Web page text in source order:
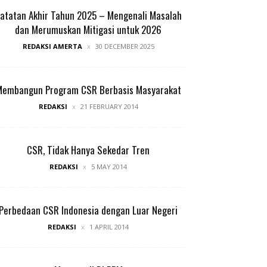
Akhir Tahun 2025 – Mengenali Masalah
dan Merumuskan Mitigasi untuk 2026
REDAKSI AMERTA 30 DECEMBER 2025
Program CSR Berbasis Masyarakat
REDAKSI 21 FEBRUARY 2014
CSR, Tidak Hanya Sekedar Tren
REDAKSI 5 MAY 2014
CSR Indonesia dengan Luar Negeri
REDAKSI 1 APRIL 2014